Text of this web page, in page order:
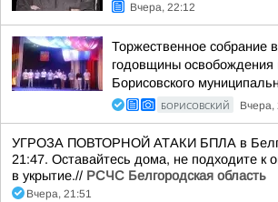
Вчера, 22:12
Торжественное собрание
годовщины освобождения
Борисовского
БОРИСОВСКИЙ Вчера,
УГРОЗА ПОВТОРНОЙ АТАКИ БПЛА в
21:47. Оставайтесь дома, не подходите к
в укрытие.// РСЧС Белгородская область
Вчера, 21:51